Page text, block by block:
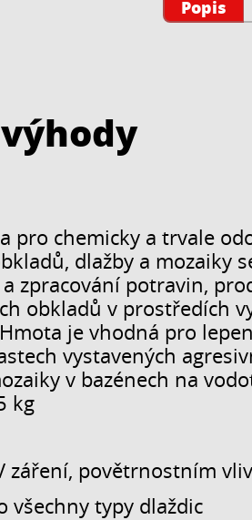
Popis
pro chemicky a trvale
dlažby a mozaiky
zpracování potravin,
obkladů v prostředích
je vhodná pro
vystavených
v bazénech na
kg
záření, povětrnostním
všechny typy dlaždic